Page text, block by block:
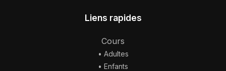
Liens rapides
Cours
• Adultes
• Enfants